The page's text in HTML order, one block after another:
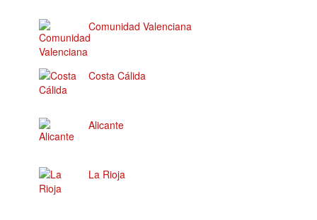
Comunidad Valenciana
Costa Cálida
Alicante
La Rioja